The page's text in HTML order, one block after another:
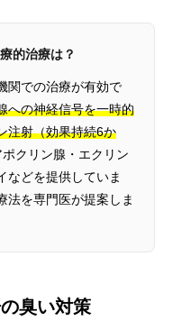
的治療は？
関での治療が有効で
への神経信号を一時的
注射（効果持続6か
クリン腺・エクリン
などを提供していま
法を専門医が提案しま
臭い対策